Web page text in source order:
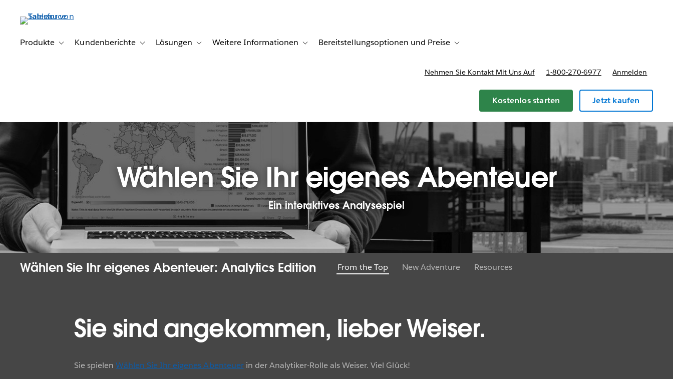
Produkte
Toggle sub-navigation for Produkte
Kundenberichte Toggle sub-navigation for Kundenberichte
Lösungen Toggle sub-navigation for Lösungen
Weitere Informationen Toggle sub-navigation for Weitere Informationen
Bereitstellungsoptionen und Preise Toggle sub-navigation for Bereitstellungsoptionen und Preise
Nehmen Sie Kontakt Mit Uns Auf 1-800-270-6977 Anmelden
Kostenlos starten Jetzt kaufen
Wählen Sie Ihr eigenes Abenteuer
Ein interaktives Analysespiel
Wählen Sie Ihr eigenes Abenteuer: Analytics Edition From the Top New Adventure Resources
Sie sind angekommen, lieber Weiser.
Sie spielenWählen Sie Ihr eigenes Abenteuerin der Analytiker-Rolle als Weiser. Viel Glück!